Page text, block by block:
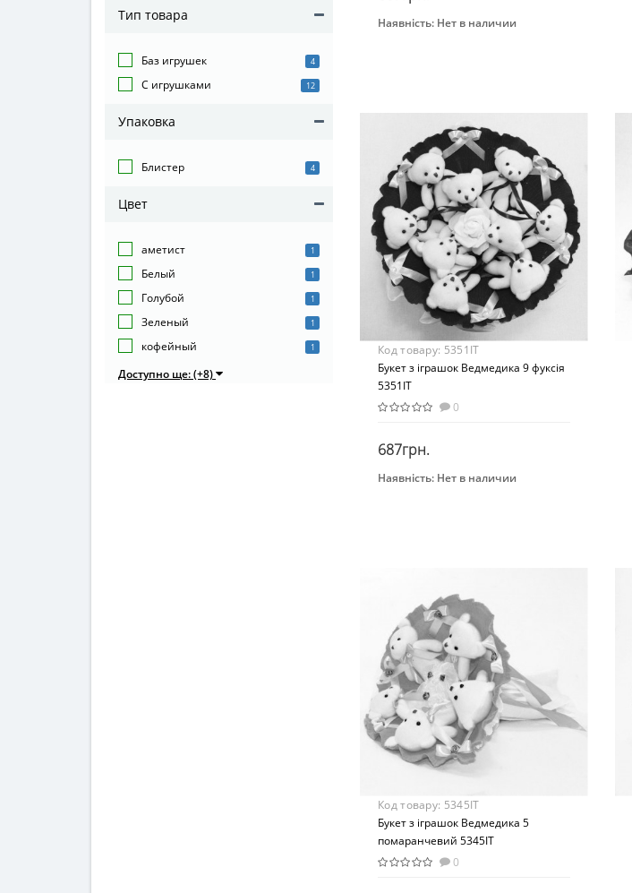
Тип товара
Баз игрушек 4
С игрушками 12
Упаковка
Блистер 4
Цвет
аметист 1
Белый 1
Голубой 1
Зеленый 1
кофейный 1
Доступно ще: (+8)
Закінчився
Наявність: Нет в наличии
От 4-х лет
Материал
Текстиль
Код товару: 5351IT
Букет з іграшок Ведмедика 9 фуксія
5351IT
0
687грн.
Закінчився
Наявність: Нет в наличии
От 4-х лет
Материал
Текстиль
Код товару: 5345IT
Букет з іграшок Ведмедика 5
помаранчевий 5345IT
0